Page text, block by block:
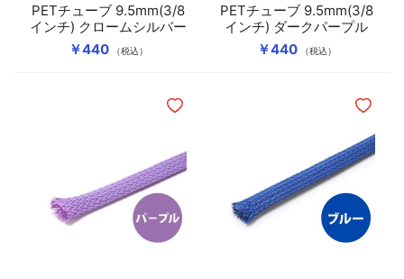
￥440 （税込）
PETチューブ 9.5mm(3/8
インチ) クロームシルバー
￥440 （税込）
PETチューブ 9.5mm(3/8
インチ) ダークパープル
ほしいものリストに追加 ほしい